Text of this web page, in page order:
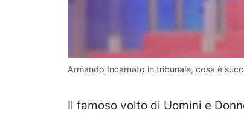
Armando Incarnato in tribunale, cosa è
Il famoso volto di Uomini e